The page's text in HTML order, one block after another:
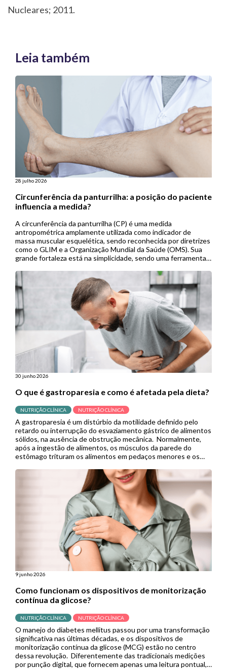
Nucleares; 2011.
Leia também
28 julho 2026
Circunferência da panturrilha: a posição do paciente
influencia a medida?
A circunferência da panturrilha (CP) é uma medida
antropométrica amplamente utilizada como indicador de
massa muscular esquelética, sendo reconhecida por diretrizes
como o GLIM e a Organização Mundial da Saúde (OMS). Sua
grande fortaleza está na simplicidade, sendo uma ferramenta
útil em contextos de menor […]
30 junho 2026
O que é gastroparesia e como é afetada pela dieta?
NUTRIÇÃO CLÍNICA NUTRIÇÃO CLÍNICA
A gastroparesia é um distúrbio da motilidade definido pelo
retardo ou interrupção do esvaziamento gástrico de alimentos
sólidos, na ausência de obstrução mecânica. Normalmente,
após a ingestão de alimentos, os músculos da parede do
estômago trituram os alimentos em pedaços menores e os
Porém, quando se […]
9 junho 2026
Como funcionam os dispositivos de monitorização
contínua da glicose?
NUTRIÇÃO CLÍNICA NUTRIÇÃO CLÍNICA
O manejo do diabetes mellitus passou por uma transformação
significativa nas últimas décadas, e os dispositivos de
monitorização contínua da glicose (MCG) estão no centro
dessa revolução. Diferentemente das tradicionais medições
por punção digital, que fornecem apenas uma leitura pontual,